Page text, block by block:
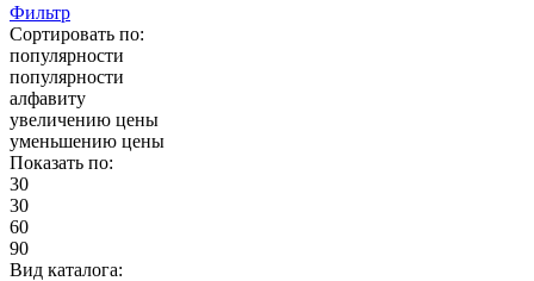
Фильтр
Сортировать по:
популярности
популярности
алфавиту
увеличению цены
уменьшению цены
Показать по:
30
30
60
90
Вид каталога: